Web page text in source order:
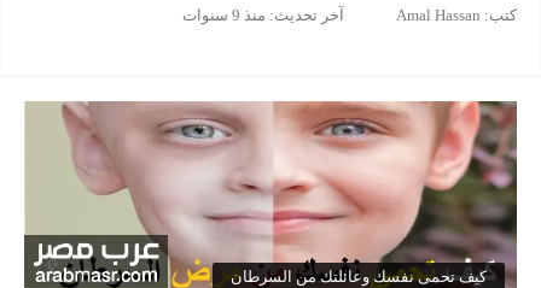
كتب: Amal Hassan آخر تحديث: منذ 9 سنوات
كيف تحمى نفسك وعائلتك من السرطان